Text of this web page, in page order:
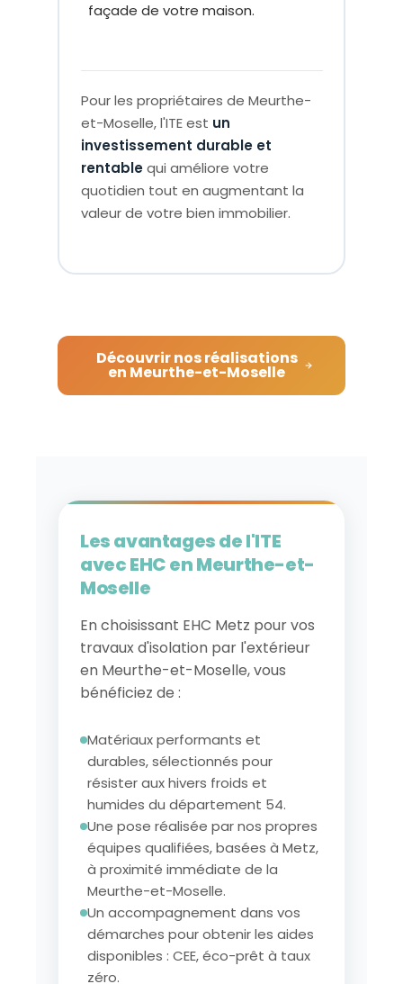
façade de votre maison.
Pour les propriétaires de Meurthe-
et-Moselle, l'ITE est un
investissement durable et
rentablequi améliore votre
quotidien tout en augmentant la
valeur de votre bien immobilier.
Découvrir nos réalisations
en Meurthe-et-Moselle
Les avantages de l'ITE
avec EHC en Meurthe-et-
Moselle
En choisissant EHC Metz pour vos
travaux d'isolation par l'extérieur
en Meurthe-et-Moselle, vous
bénéficiez de :
Matériaux performants et
durables, sélectionnés pour
résister aux hivers froids et
humides du département 54.
Une pose réalisée par nos propres
équipes qualifiées, basées à Metz,
à proximité immédiate de la
Meurthe-et-Moselle.
Un accompagnement dans vos
démarches pour obtenir les aides
disponibles : CEE, éco-prêt à taux
zéro.